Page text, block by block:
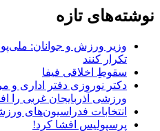
نوشته‌های تازه
وزیر ورزش و جوانان:
تکرار کنند
سقوطِ اخلاقی فیفا
دکتر نوروزی دفتر اداری و
ورزشی آذربایجان غربی را
انتخابات فدراسیون‌های
پرسپولیس افشا کرد!